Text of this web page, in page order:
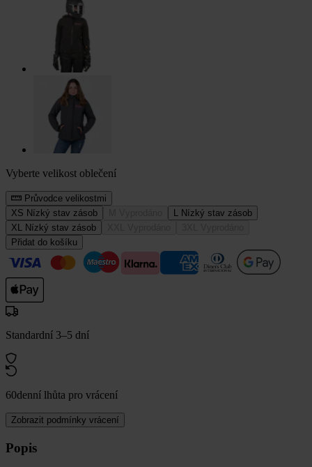
Vyberte velikost oblečení
Průvodce velikostmi
XS Nízký stav zásob L Nízký stav zásob
XL Nízký stav zásob
Přidat do košíku
Standardní 3–5 dní
60denní lhůta pro vrácení
Zobrazit podmínky vrácení
Popis